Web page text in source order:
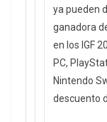
ya pueden
ganadora
en los IGF
PC,
Nintendo
descuento